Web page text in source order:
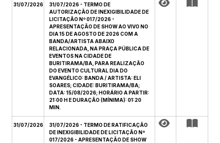
31/07/2026
31/07/2026 - TERMO DE
AUTORIZAÇÃO DE INEXIGIBILIDADE DE
LICITAÇÃO Nº 017/2026 -
APRESENTAÇÃO DE SHOW AO VIVO NO
DIA 15 DE AGOSTO DE 2026 COM A
BANDA/ARTISTA ABAIXO
RELACIONADA, NA PRAÇA PÚBLICA DE
EVENTOS NA CIDADE DE
BURITIRAMA/BA, PARA REALIZAÇÃO
DO EVENTO CULTURAL DIA DO
EVANGÉLICO: BANDA / ARTISTA: ELI
SOARES; CIDADE: BURITIRAMA/BA;
DATA: 15/08/2026; HORÁRIO A PARTIR:
21:00 H E DURAÇÃO (MÍNIMA): 01:20
MIN.
31/07/2026
31/07/2026 - TERMO DE RATIFICAÇÃO
DE INEXIGIBILIDADE DE LICITAÇÃO Nº
017/2026 - APRESENTAÇÃO DE SHOW